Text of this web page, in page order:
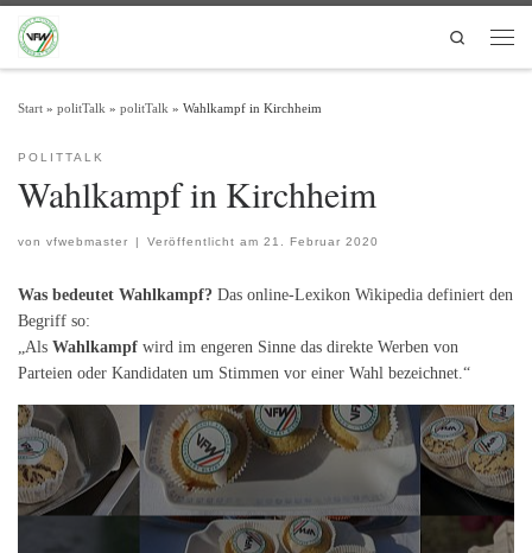
Zum Inhalt springen
Search
Start » politTalk » politTalk » Wahlkampf in Kirchheim
POLITTALK
Wahlkampf in Kirchheim
von vfwebmaster Veröffentlicht am21. Februar 2020
Was bedeutet Wahlkampf? Das online-Lexikon Wikipedia definiert den
Begriff so:
„Als Wahlkampf wird im engeren Sinne das direkte Werben von
Parteien oder Kandidaten um Stimmen vor einer Wahl bezeichnet.“